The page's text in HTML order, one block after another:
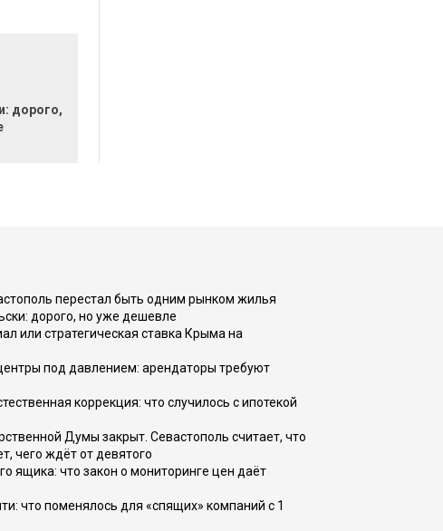
дорого,
перестал быть одним рынком жилья
дорого, но уже дешевле
или стратегическая ставка Крыма на
под давлением: арендаторы требуют
коррекция: что случилось с ипотекой
Думы закрыт. Севастополь считает, что
чего ждёт от девятого
ящика: что закон о мониторинге цен даёт
что поменялось для «спящих» компаний с 1